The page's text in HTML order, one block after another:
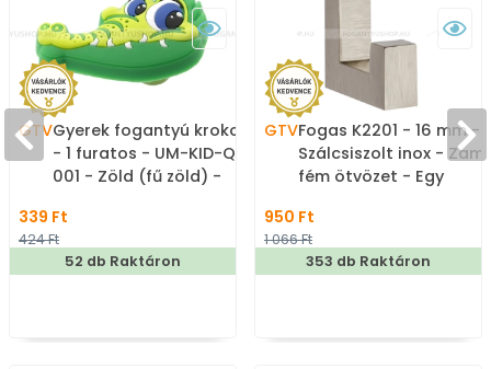
GTVGyerek fogantyú krokodil
- 1 furatos - UM-KID-Q-
001 - Zöld (fű zöld) -
állatos gyerekbútor
fogantyú
339 Ft
424 Ft
52 db Raktáron
GTVFogas K2201 - 16 mm -
Szálcsiszolt inox -
fém ötvözet - Egy
950 Ft
1 066 Ft
353 db Raktáron